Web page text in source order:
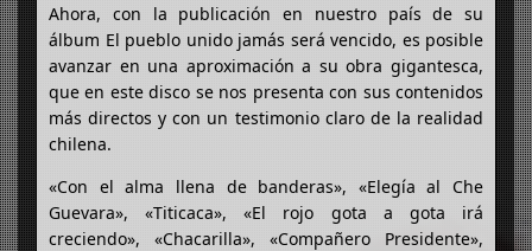
Ahora, con la publicación en nuestro país de su
álbum El pueblo unido jamás será vencido, es posible
avanzar en una aproximación a su obra gigantesca,
que en este disco se nos presenta con sus contenidos
más directos y con un testimonio claro de la realidad
chilena.
«Con el alma llena de banderas», «Elegía al Che
Guevara», «Titicaca», «El rojo gota a gota irá
creciendo», «Chacarilla», «Compañero Presidente»,